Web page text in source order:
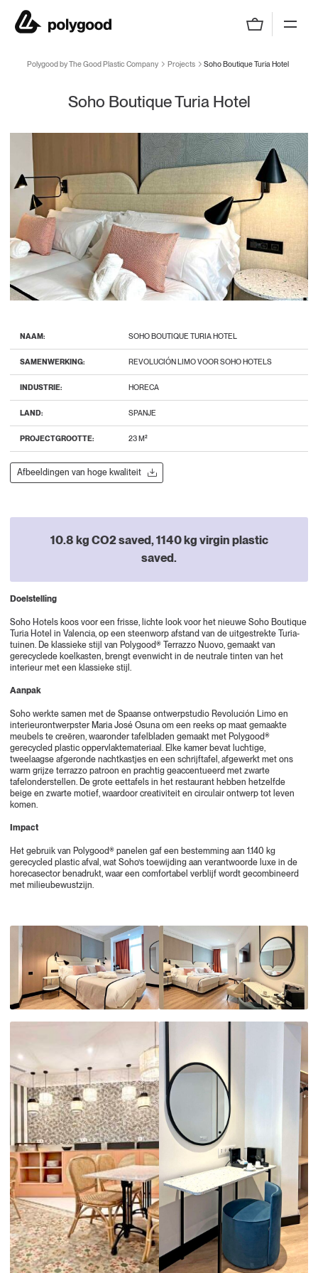
Polygood by The Good Plastic Company
Polygood by The Good Plastic Company Projects Soho Boutique Turia Hotel
Soho Boutique Turia Hotel
NAAM: SOHO BOUTIQUE TURIA HOTEL
SAMENWERKING: REVOLUCIÓN LIMO VOOR SOHO HOTELS
INDUSTRIE: HORECA
LAND: SPANJE
PROJECTGROOTTE: 23 M²
Afbeeldingen van hoge kwaliteit
10.8 kg CO2 saved, 1140 kg virgin plastic
saved.
Doelstelling
Soho Hotels koos voor een frisse, lichte look voor het nieuwe Soho Boutique
Turia Hotel in Valencia, op een steenworp afstand van de uitgestrekte Turia-
tuinen. De klassieke stijl van Polygood® Terrazzo Nuovo, gemaakt van
gerecyclede koelkasten, brengt evenwicht in de neutrale tinten van het
interieur met een klassieke stijl.
Aanpak
Soho werkte samen met de Spaanse ontwerpstudio Revolución Limo en
interieurontwerpster Maria José Osuna om een reeks op maat gemaakte
meubels te creëren, waaronder tafelbladen gemaakt met Polygood®
gerecycled plastic oppervlaktemateriaal. Elke kamer bevat luchtige,
tweelaagse afgeronde nachtkastjes en een schrijftafel, afgewerkt met ons
warm grijze terrazzo patroon en prachtig geaccentueerd met zwarte
tafelonderstellen. De grote eettafels in het restaurant hebben hetzelfde
beige en zwarte motief, waardoor creativiteit en circulair ontwerp tot leven
komen.
Impact
Het gebruik van Polygood® panelen gaf een bestemming aan 1.140 kg
gerecycled plastic afval, wat Soho’s toewijding aan verantwoorde luxe in de
horecasector benadrukt, waar een comfortabel verblijf wordt gecombineerd
met milieubewustzijn.